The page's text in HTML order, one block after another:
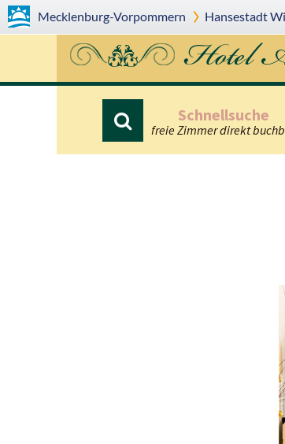
Mecklenburg-Vorpommern Hansestadt
Schnellsuche
freie Zimmer direkt